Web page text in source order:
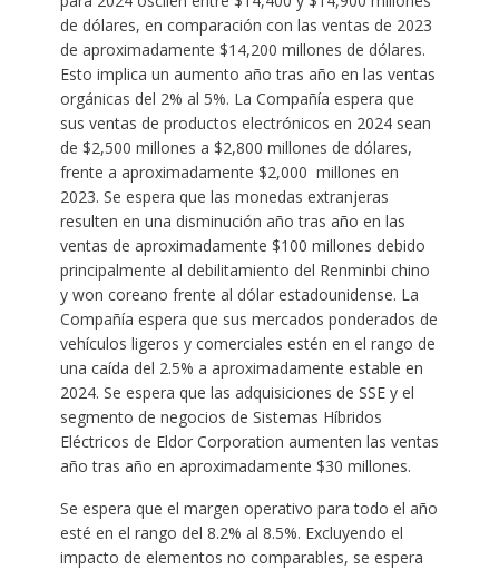
de dólares, en comparación con las ventas de 2023
de aproximadamente $14,200 millones de dólares.
Esto implica un aumento año tras año en las ventas
orgánicas del 2% al 5%. La Compañía espera que
sus ventas de productos electrónicos en 2024 sean
de $2,500 millones a $2,800 millones de dólares,
frente a aproximadamente $2,000 millones en
2023. Se espera que las monedas extranjeras
resulten en una disminución año tras año en las
ventas de aproximadamente $100 millones debido
principalmente al debilitamiento del Renminbi chino
y won coreano frente al dólar estadounidense. La
Compañía espera que sus mercados ponderados de
vehículos ligeros y comerciales estén en el rango de
una caída del 2.5% a aproximadamente estable en
2024. Se espera que las adquisiciones de SSE y el
segmento de negocios de Sistemas Híbridos
Eléctricos de Eldor Corporation aumenten las ventas
año tras año en aproximadamente $30 millones.
Se espera que el margen operativo para todo el año
esté en el rango del 8.2% al 8.5%. Excluyendo el
impacto de elementos no comparables, se espera